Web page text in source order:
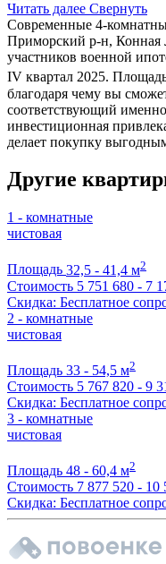
Читать далее Свернуть
Современные 4-
Приморский р-н, Конная
участников военной
IV квартал 2025.
благодаря чему вы
соответствующий
инвестиционная
делает покупку
Другие
1 - комнатные
чистовая
Площадь 32,5 - 41,4 м2
Стоимость 5 751 680 - 7
Скидка: Бесплатное
2 - комнатные
чистовая
Площадь 33 - 54,5 м2
Стоимость 5 767 820 - 9
Скидка: Бесплатное
3 - комнатные
чистовая
Площадь 48 - 60,4 м2
Стоимость 7 877 520 - 10
Скидка: Бесплатное